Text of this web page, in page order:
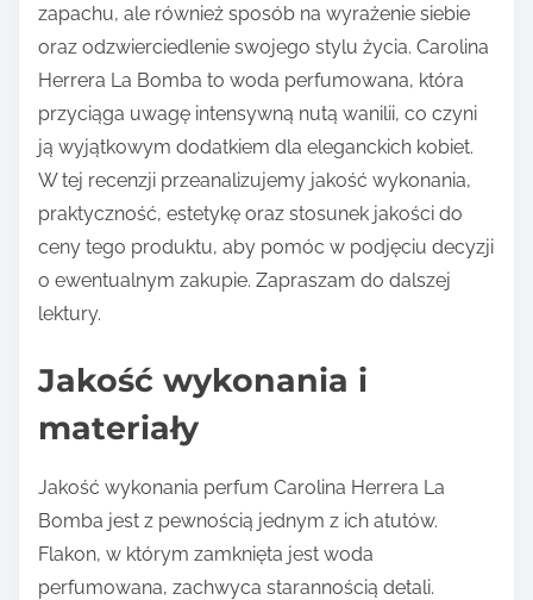
zapachu, ale również sposób na wyrażenie siebie
oraz odzwierciedlenie swojego stylu życia. Carolina
Herrera La Bomba to woda perfumowana, która
przyciąga uwagę intensywną nutą wanilii, co czyni
ją wyjątkowym dodatkiem dla eleganckich kobiet.
W tej recenzji przeanalizujemy jakość wykonania,
praktyczność, estetykę oraz stosunek jakości do
ceny tego produktu, aby pomóc w podjęciu decyzji
o ewentualnym zakupie. Zapraszam do dalszej
lektury.
Jakość wykonania i
materiały
Jakość wykonania perfum Carolina Herrera La
Bomba jest z pewnością jednym z ich atutów.
Flakon, w którym zamknięta jest woda
perfumowana, zachwyca starannością detali.